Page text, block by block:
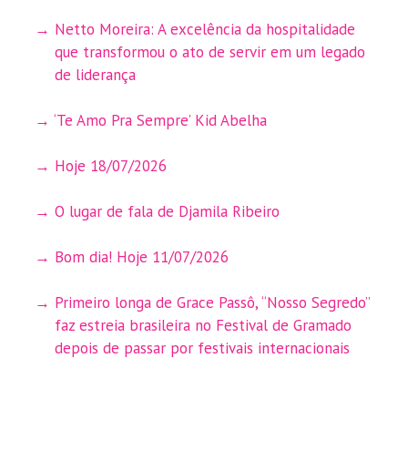
Netto Moreira: A excelência da hospitalidade
que transformou o ato de servir em um legado
de liderança
‘Te Amo Pra Sempre’ Kid Abelha
Hoje 18/07/2026
O lugar de fala de Djamila Ribeiro
Bom dia! Hoje 11/07/2026
Primeiro longa de Grace Passô, “Nosso Segredo”
faz estreia brasileira no Festival de Gramado
depois de passar por festivais internacionais